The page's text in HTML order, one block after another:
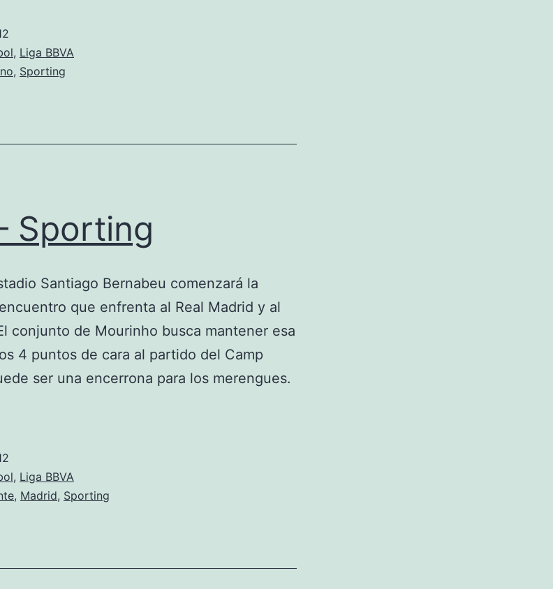
, Liga BBVA
, Sporting
Sporting
Santiago Bernabeu comenzará la
que enfrenta al Real Madrid y al
conjunto de Mourinho busca mantener esa
4 puntos de cara al partido del Camp
ser una encerrona para los merengues.
, Liga BBVA
, Madrid, Sporting